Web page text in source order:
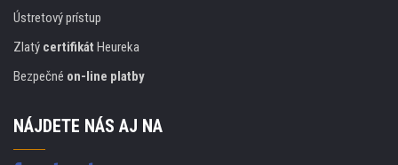
Ústretový prístup
Zlatý certifikát Heureka
Bezpečné on-line platby
NÁJDETE NÁS AJ NA